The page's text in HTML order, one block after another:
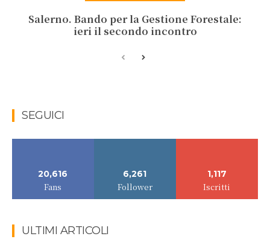
Salerno. Bando per la Gestione Forestale:
ieri il secondo incontro
SEGUICI
20,616
Fans
6,261
Follower
1,117
Iscritti
ULTIMI ARTICOLI